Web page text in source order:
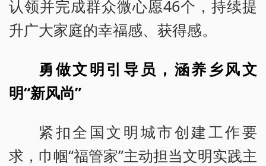
认领并完成群众微心愿46个，持续提
升广大家庭的幸福感、获得感。
勇做文明引导员，涵养乡风文
明“新风尚”
紧扣全国文明城市创建工作要
求，巾帼“福管家”主动担当文明实践主